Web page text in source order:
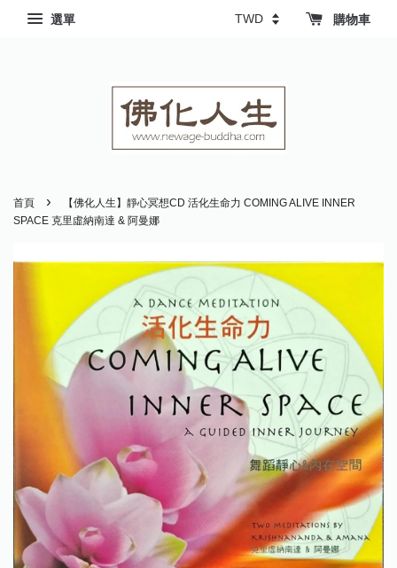
選單 購物車
首頁 ›
【佛化人生】靜心冥想CD 活化生命力 COMING ALIVE INNER
SPACE 克里虛納南達 & 阿曼娜